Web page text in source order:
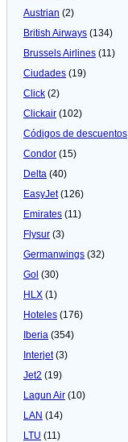
Austrian (2)
British Airways (134)
Brussels Airlines (11)
Ciudades (19)
Click (2)
Clickair (102)
Códigos de descuentos
Condor (15)
Delta (40)
EasyJet(126)
Emirates (11)
Flysur (3)
Germanwings (32)
Gol (30)
HLX (1)
Hoteles (176)
Iberia (354)
Interjet(3)
Jet2 (19)
Lagun Air (10)
LAN (14)
LTU (11)